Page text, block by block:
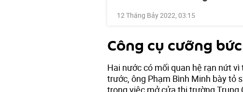
12 Tháng Bảy 2022, 03:15
Công cụ cưỡng
Hai nước có mối quan hệ rạn nứt
trước, ông Phạm Bình Minh bày tỏ
trong việc mở cửa thị trường Trung